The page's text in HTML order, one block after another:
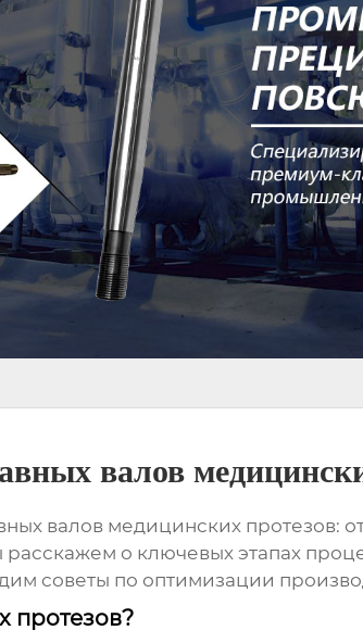
валов
валов медицинских протезов:
о ключевых этапах
советы по оптимизации
протезов?